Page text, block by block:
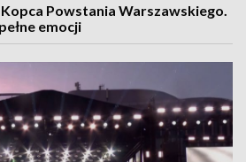
Powstania Warszawskiego.
emocji